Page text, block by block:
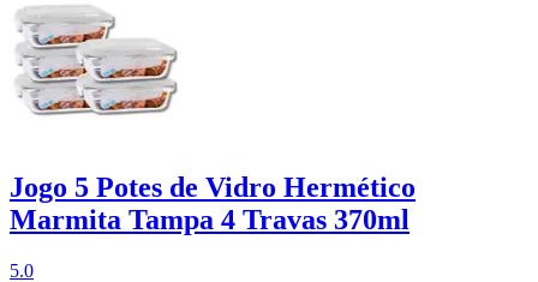
Jogo 5 Potes de Vidro Hermético
Marmita Tampa 4 Travas 370ml
5.0